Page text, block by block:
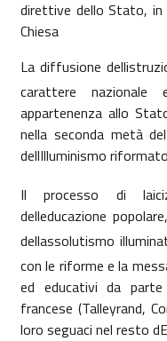
direttive dello Stato, in
Chiesa
La diffusione
carattere
appartenenza allo
nella seconda metà
dellIlluminismo
Il processo di
delleducazione
dellassolutismo
con le riforme e la
ed educativi da parte
francese (Talleyrand,
loro seguaci nel resto